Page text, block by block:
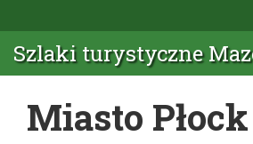
Szlaki turystyczne
Miasto Płock